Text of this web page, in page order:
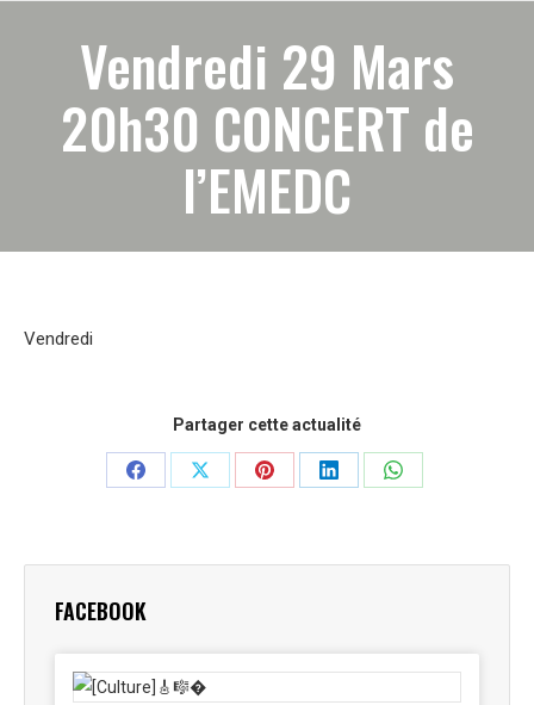
Vendredi 29 Mars
20h30 CONCERT de
l’EMEDC
Vendredi
Partager cette actualité
PartagerPartagerPartagerPartagerPartager
FACEBOOK